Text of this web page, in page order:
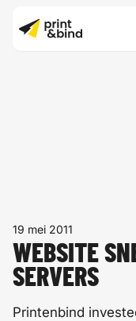
19 mei 2011
WEBSITE
SERVERS
Printenbind